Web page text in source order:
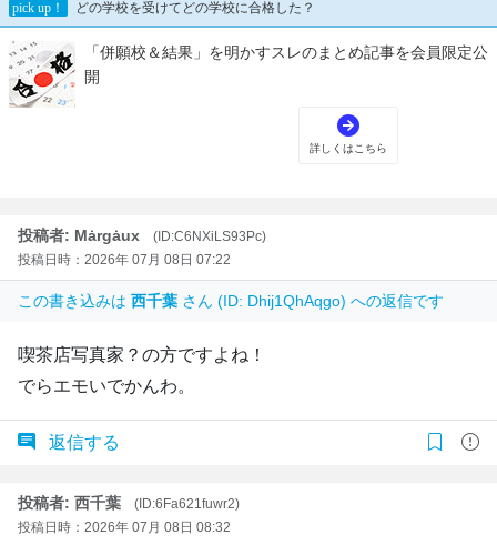
投稿者: Mȧrgȧux
(ID:C6NXiLS93Pc)
投稿日時：2026年 07月 08日 07:22
この書き込みは 西千葉 さん (ID: Dhij1QhAqgo) への返信です
喫茶店写真家？の方ですよね！
でらエモいでかんわ。
返信する
投稿者: 西千葉
(ID:6Fa621fuwr2)
投稿日時：2026年 07月 08日 08:32